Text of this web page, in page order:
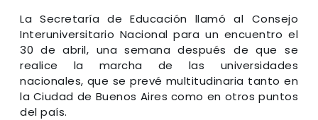
La Secretaría de Educación llamó al Consejo
Interuniversitario Nacional para un encuentro el
30 de abril, una semana después de que se
realice la marcha de las universidades
nacionales, que se prevé multitudinaria tanto en
la Ciudad de Buenos Aires como en otros puntos
del país.